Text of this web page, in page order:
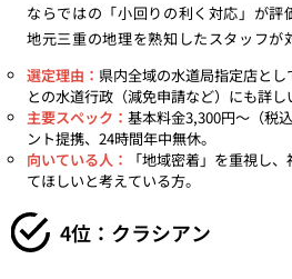
ならではの「小回りの利く対応」が評
地元三重の地理を熟知したスタッフが
選定理由： 県内全域の水道局指定店と
との水道行政（減免申請など）にも詳し
主要スペック： 基本料金3,300円〜（税
ント提携、24時間年中無休。
向いている人：
「地域密着」を重視し
てほしいと考えている方。
4位：クラシアン